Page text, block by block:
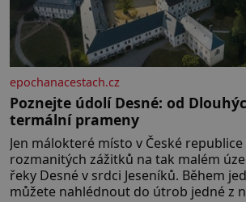
epochanacestach.cz
Poznejte údolí Desné: od
termální prameny
Jen málokteré místo v České
rozmanitých zážitků na tak malém
řeky Desné v srdci Jeseníků. Během
můžete nahlédnout do útrob jedné z